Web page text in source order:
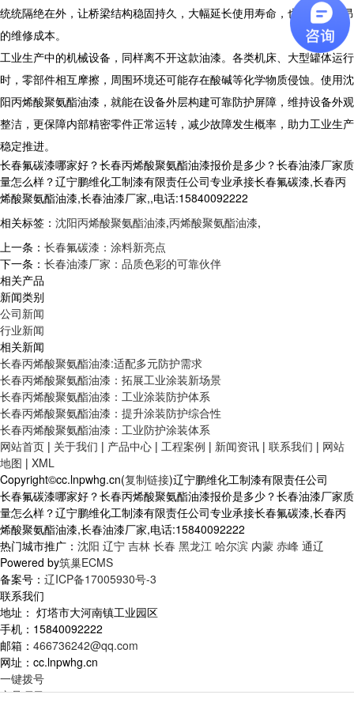
统统隔绝在外，让桥梁结构稳固持久，大幅延长使用寿命，也节省了高昂
的维修成本。
工业生产中的机械设备，同样离不开这款油漆。各类机床、大型罐体运行
时，零部件相互摩擦，周围环境还可能存在酸碱等化学物质侵蚀。使用沈
阳丙烯酸聚氨酯油漆，就能在设备外层构建可靠防护屏障，维持设备外观
整洁，更保障内部精密零件正常运转，减少故障发生概率，助力工业生产
稳定推进。
长春氟碳漆哪家好？长春丙烯酸聚氨酯油漆报价是多少？长春油漆厂家质
量怎么样？辽宁鹏维化工制漆有限责任公司专业承接长春氟碳漆,长春丙
烯酸聚氨酯油漆,长春油漆厂家,,电话:15840092222
相关标签： 沈阳丙烯酸聚氨酯油漆,丙烯酸聚氨酯油漆,
上一条： 长春氟碳漆：涂料新亮点
下一条： 长春油漆厂家：品质色彩的可靠伙伴
相关产品
新闻类别
公司新闻
行业新闻
相关新闻
长春丙烯酸聚氨酯油漆:适配多元防护需求
长春丙烯酸聚氨酯油漆：拓展工业涂装新场景
长春丙烯酸聚氨酯油漆：工业涂装防护体系
长春丙烯酸聚氨酯油漆：提升涂装防护综合性
长春丙烯酸聚氨酯油漆：工业防护涂装体系
网站首页 | 关于我们 | 产品中心 | 工程案例 | 新闻资讯 | 联系我们 | 网站
地图 | XML
Copyright©cc.lnpwhg.cn(复制链接)辽宁鹏维化工制漆有限责任公司
长春氟碳漆哪家好？长春丙烯酸聚氨酯油漆报价是多少？长春油漆厂家质
量怎么样？辽宁鹏维化工制漆有限责任公司专业承接长春氟碳漆,长春丙
烯酸聚氨酯油漆,长春油漆厂家,电话:15840092222
热门城市推广： 沈阳 辽宁 吉林 长春 黑龙江 哈尔滨 内蒙 赤峰 通辽
Powered by筑巢ECMS
备案号： 辽ICP备17005930号-3
联系我们
地址： 灯塔市大河南镇工业园区
手机：15840092222
邮箱： 466736242@qq.com
网址：cc.lnpwhg.cn
一键拨号
产品项目